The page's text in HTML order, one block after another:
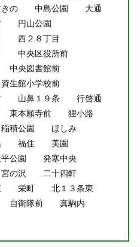
の 中島公園
大通
円山公園
西２８丁目
中央区役所前
中央図書館前
資生館小学校前
山鼻１９条
行啓通
東本願寺前
狸小路
稲積公園
ほしみ
福住
美園
公園
発寒中央
宮の沢
二十四軒
栄町
北１３条東
自衛隊前
真駒内